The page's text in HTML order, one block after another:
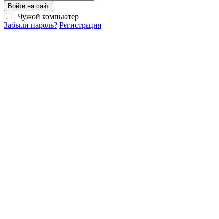
Войти на сайт
Чужой компьютер
Забыли пароль? Регистрация